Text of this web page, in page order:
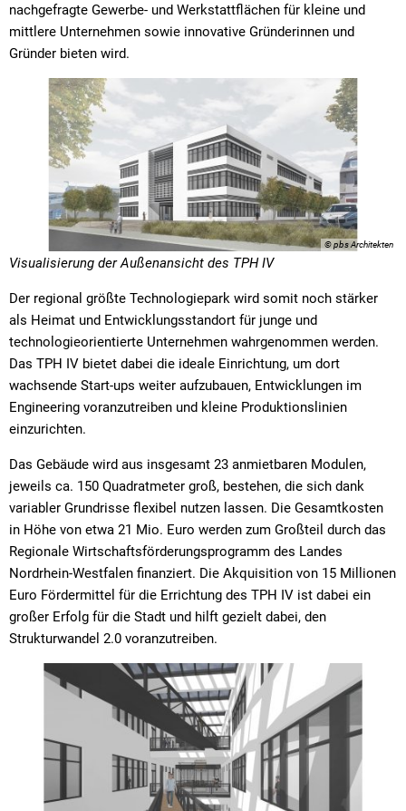
nachgefragte Gewerbe- und Werkstattflächen für kleine und
mittlere Unternehmen sowie innovative Gründerinnen und
Gründer bieten wird.
© pbs Architekten
Visualisierung der Außenansicht des TPH IV
Der regional größte Technologiepark wird somit noch stärker
als Heimat und Entwicklungsstandort für junge und
technologieorientierte Unternehmen wahrgenommen werden.
Das TPH IV bietet dabei die ideale Einrichtung, um dort
wachsende Start-ups weiter aufzubauen, Entwicklungen im
Engineering voranzutreiben und kleine Produktionslinien
einzurichten.
Das Gebäude wird aus insgesamt 23 anmietbaren Modulen,
jeweils ca. 150 Quadratmeter groß, bestehen, die sich dank
variabler Grundrisse flexibel nutzen lassen. Die Gesamtkosten
in Höhe von etwa 21 Mio. Euro werden zum Großteil durch das
Regionale Wirtschaftsförderungsprogramm des Landes
Nordrhein-Westfalen finanziert. Die Akquisition von 15 Millionen
Euro Fördermittel für die Errichtung des TPH IV ist dabei ein
großer Erfolg für die Stadt und hilft gezielt dabei, den
Strukturwandel 2.0 voranzutreiben.